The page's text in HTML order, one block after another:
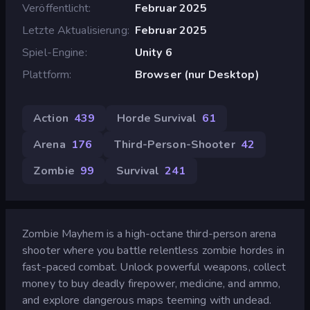
Veröffentlicht
Februar 2025
Letzte Aktualisierung Februar 2025
Spiel-Engine
Unity 6
Plattform
Browser (nur Desktop)
Action 439 Horde Survival 61
Arena 176 Third-Person-Shooter 42
Zombie 99 Survival 241
Zombie Mayhem is a high-octane third-person arena
shooter where you battle relentless zombie hordes in
fast-paced combat. Unlock powerful weapons, collect
money to buy deadly firepower, medicine, and ammo,
and explore dangerous maps teeming with undead.